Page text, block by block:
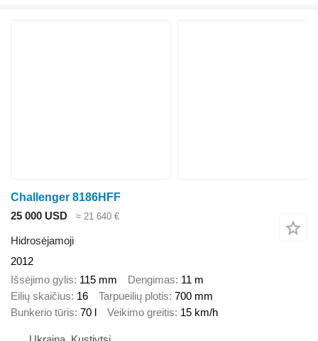
Challenger 8186HFF
25 000 USD
≈ 21 640 €
Hidrosėjamoji
2012
Išsėjimo gylis 115 mm Dengimas 11 m
Eilių skaičius 16 Tarpueilių plotis 700 mm
Bunkerio tūris 70 l Veikimo greitis 15 km/h